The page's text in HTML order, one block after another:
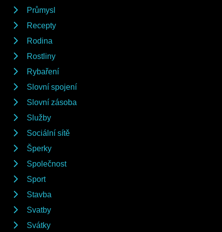
Průmysl
Recepty
Rodina
Rostliny
Rybaření
Slovní spojení
Slovní zásoba
Služby
Sociální sítě
Šperky
Společnost
Sport
Stavba
Svatby
Svátky